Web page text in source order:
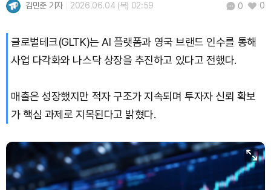
김민준 기자 2026.06.04 (목) 02:59 0 0
글로벌테크(GLTK)는 AI 플랫폼과 영국 브랜드 인수를 통해
사업 다각화와 나스닥 상장을 추진하고 있다고 전했다.
매출은 성장했지만 적자 구조가 지속되며 투자자 신뢰 확보
가 핵심 과제로 지목된다고 밝혔다.